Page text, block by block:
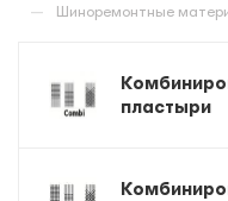
— Шиноремонтные
пластыри